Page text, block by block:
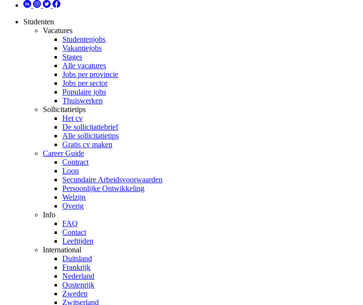
Studenten
Vacatures
Studentenjobs
Vakantiejobs
Stages
Alle vacatures
Jobs per provincie
Jobs per sector
Populaire jobs
Thuiswerken
Sollicitatietips
Het cv
De sollicitatiebrief
Alle sollicitatietips
Gratis cv maken
Career Guide
Contract
Loon
Secundaire Arbeidsvoorwaarden
Persoonlijke Ontwikkeling
Welzijn
Overig
Info
FAQ
Contact
Leeftijden
International
Duitsland
Frankrijk
Nederland
Oostenrijk
Zweden
Zwitserland